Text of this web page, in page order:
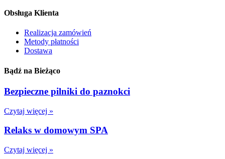
Obsługa Klienta
Realizacja zamówień
Metody płatności
Dostawa
Bądź na Bieżąco
Bezpieczne pilniki do paznokci
Czytaj więcej »
Relaks w domowym SPA
Czytaj więcej »